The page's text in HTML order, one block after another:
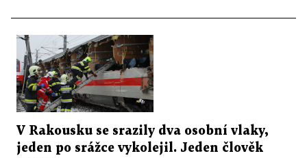
V Rakousku se srazily dva osobní vlaky,
jeden po srážce vykolejil. Jeden člověk